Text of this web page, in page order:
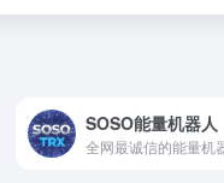
SOSO能量机器人